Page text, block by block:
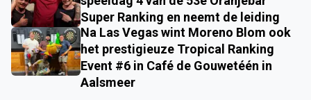
Super Ranking en neemt de leiding
Na Las Vegas wint Moreno Blom ook
het prestigieuze Tropical Ranking
Event #6 in Café de Gouwetéén in
Aalsmeer